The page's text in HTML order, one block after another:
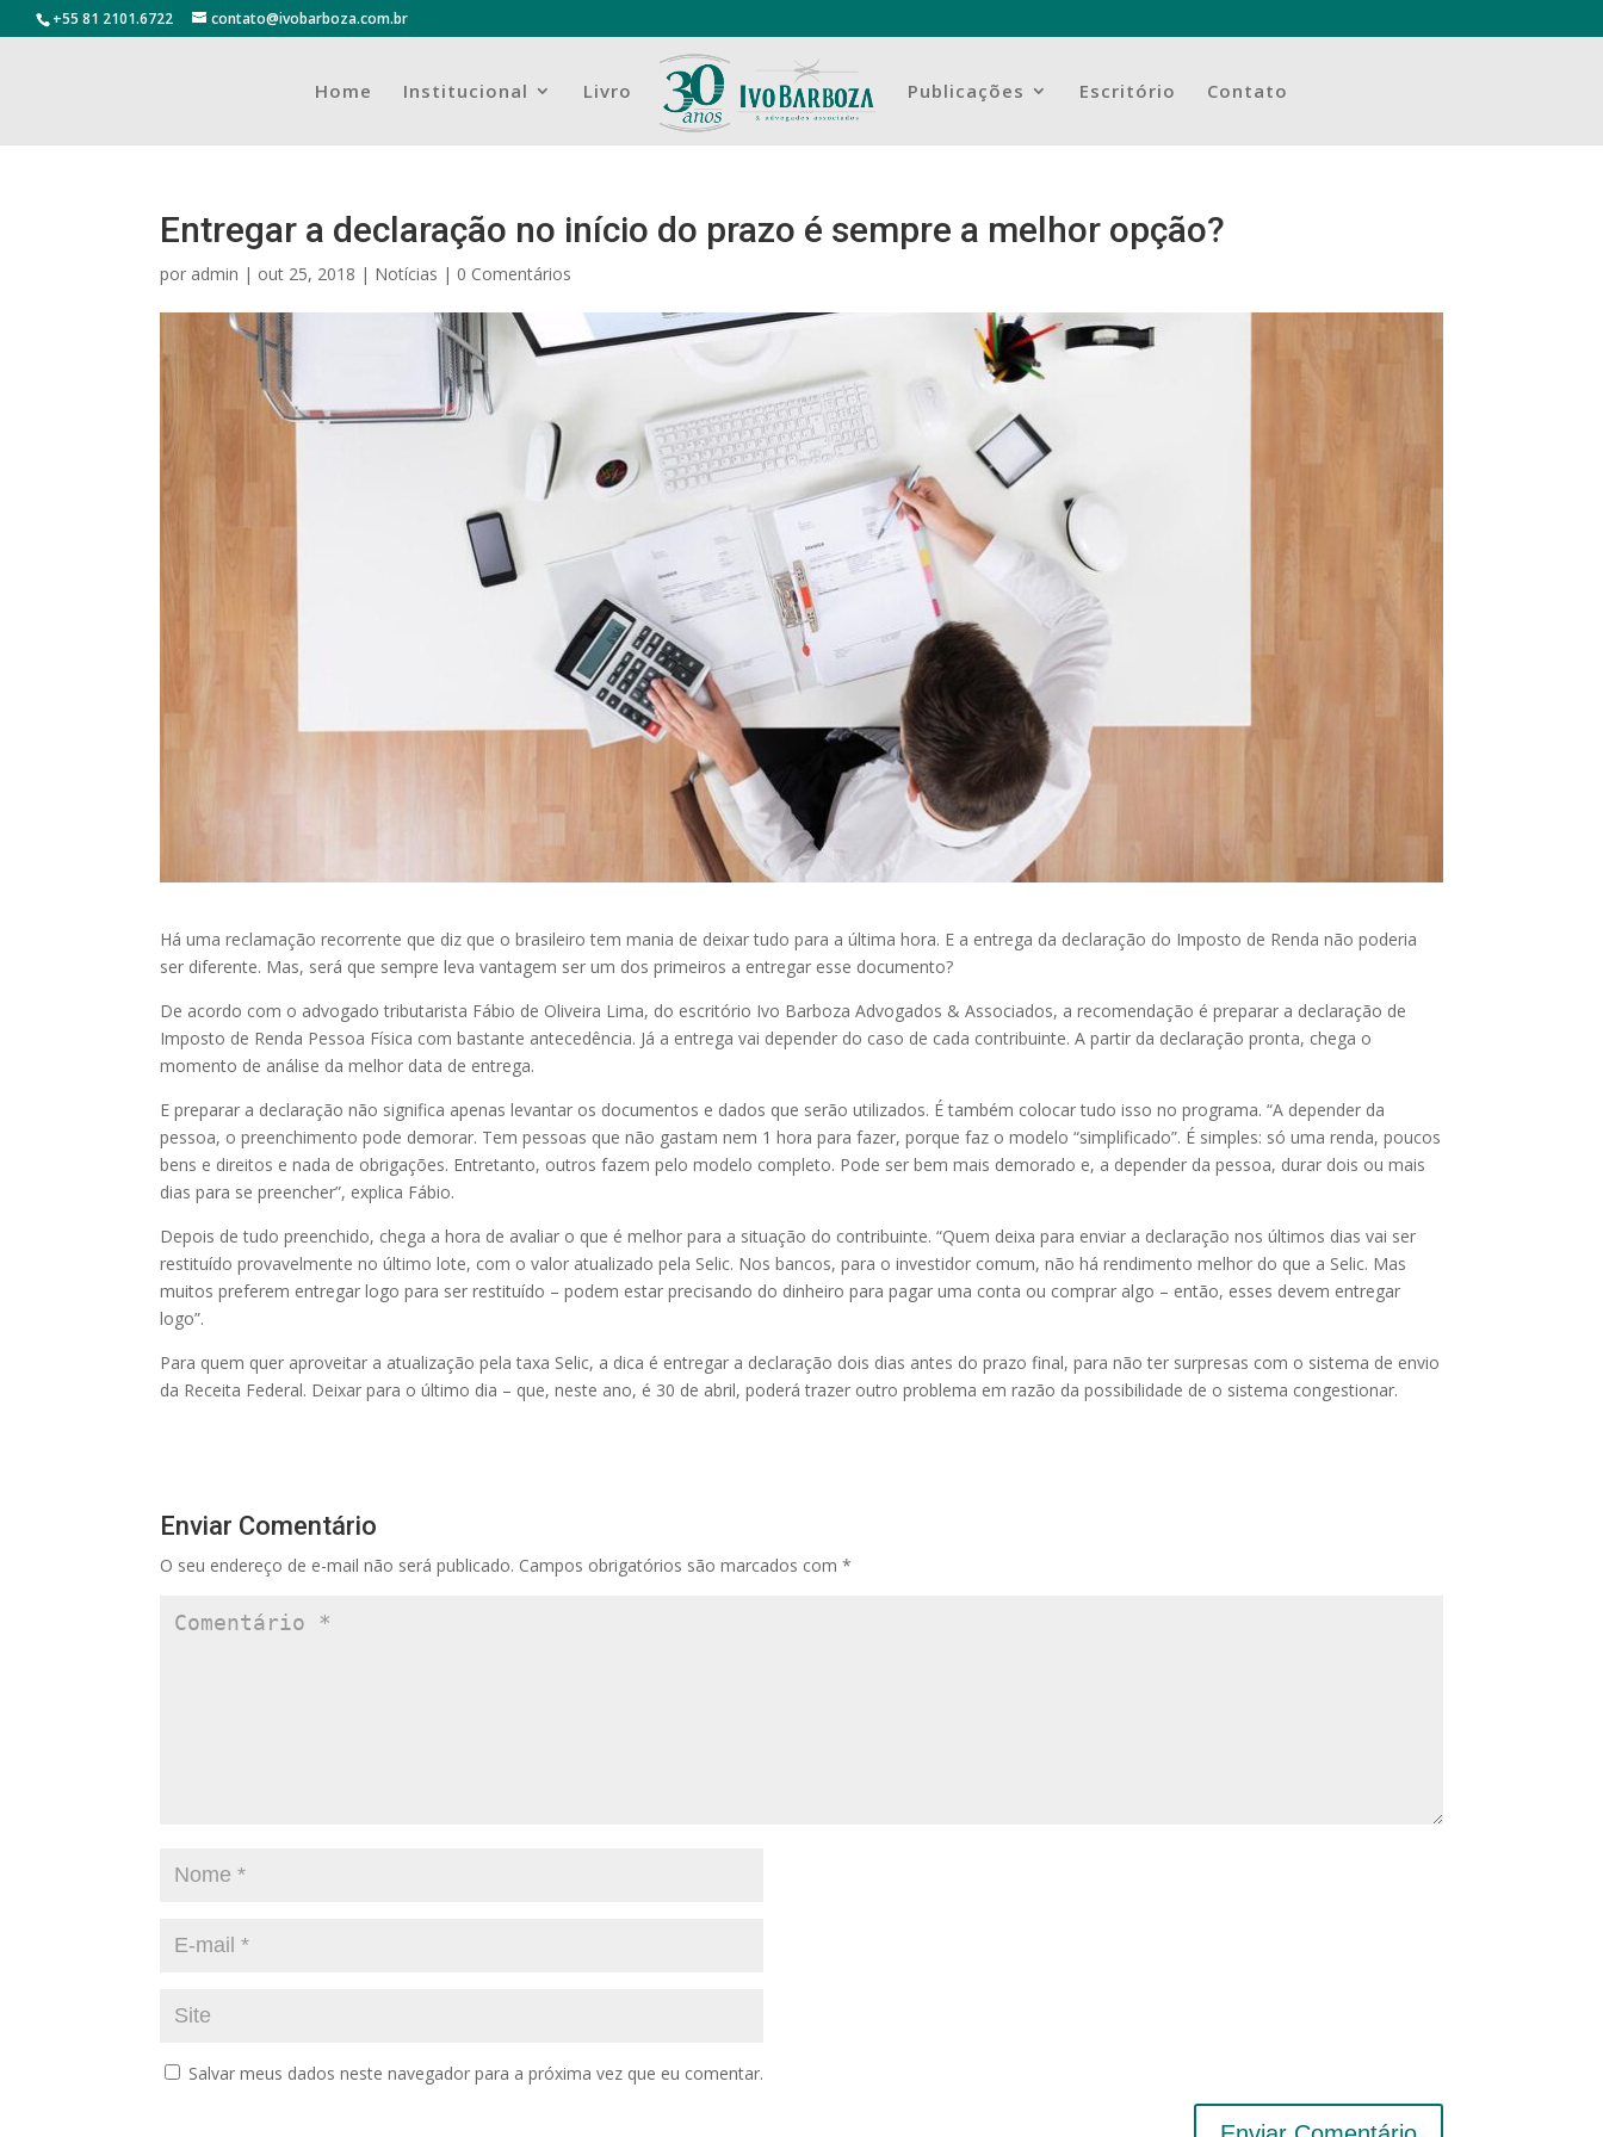
+55 81 2101.6722 contato@ivobarboza.com.br
Home Institucional Livro Publicações Escritório Contato
Entregar a declaração no início do prazo é sempre a melhor opção?
por admin | out 25, 2018 | Notícias | 0 Comentários
Há uma reclamação recorrente que diz que o brasileiro tem mania de deixar tudo para a última hora. E a entrega da declaração do Imposto de Renda não poderia
ser diferente. Mas, será que sempre leva vantagem ser um dos primeiros a entregar esse documento?
De acordo com o advogado tributarista Fábio de Oliveira Lima, do escritório Ivo Barboza Advogados & Associados, a recomendação é preparar a declaração de
Imposto de Renda Pessoa Física com bastante antecedência. Já a entrega vai depender do caso de cada contribuinte. A partir da declaração pronta, chega o
momento de análise da melhor data de entrega.
E preparar a declaração não significa apenas levantar os documentos e dados que serão utilizados. É também colocar tudo isso no programa. “A depender da
pessoa, o preenchimento pode demorar. Tem pessoas que não gastam nem 1 hora para fazer, porque faz o modelo “simplificado”. É simples: só uma renda, poucos
bens e direitos e nada de obrigações. Entretanto, outros fazem pelo modelo completo. Pode ser bem mais demorado e, a depender da pessoa, durar dois ou mais
dias para se preencher”, explica Fábio.
Depois de tudo preenchido, chega a hora de avaliar o que é melhor para a situação do contribuinte. “Quem deixa para enviar a declaração nos últimos dias vai ser
restituído provavelmente no último lote, com o valor atualizado pela Selic. Nos bancos, para o investidor comum, não há rendimento melhor do que a Selic. Mas
muitos preferem entregar logo para ser restituído – podem estar precisando do dinheiro para pagar uma conta ou comprar algo – então, esses devem entregar
logo”.
Para quem quer aproveitar a atualização pela taxa Selic, a dica é entregar a declaração dois dias antes do prazo final, para não ter surpresas com o sistema de envio
da Receita Federal. Deixar para o último dia – que, neste ano, é 30 de abril, poderá trazer outro problema em razão da possibilidade de o sistema congestionar.
Enviar Comentário
O seu endereço de e-mail não será publicado. Campos obrigatórios são marcados com*
Salvar meus dados neste navegador para a próxima vez que eu comentar.